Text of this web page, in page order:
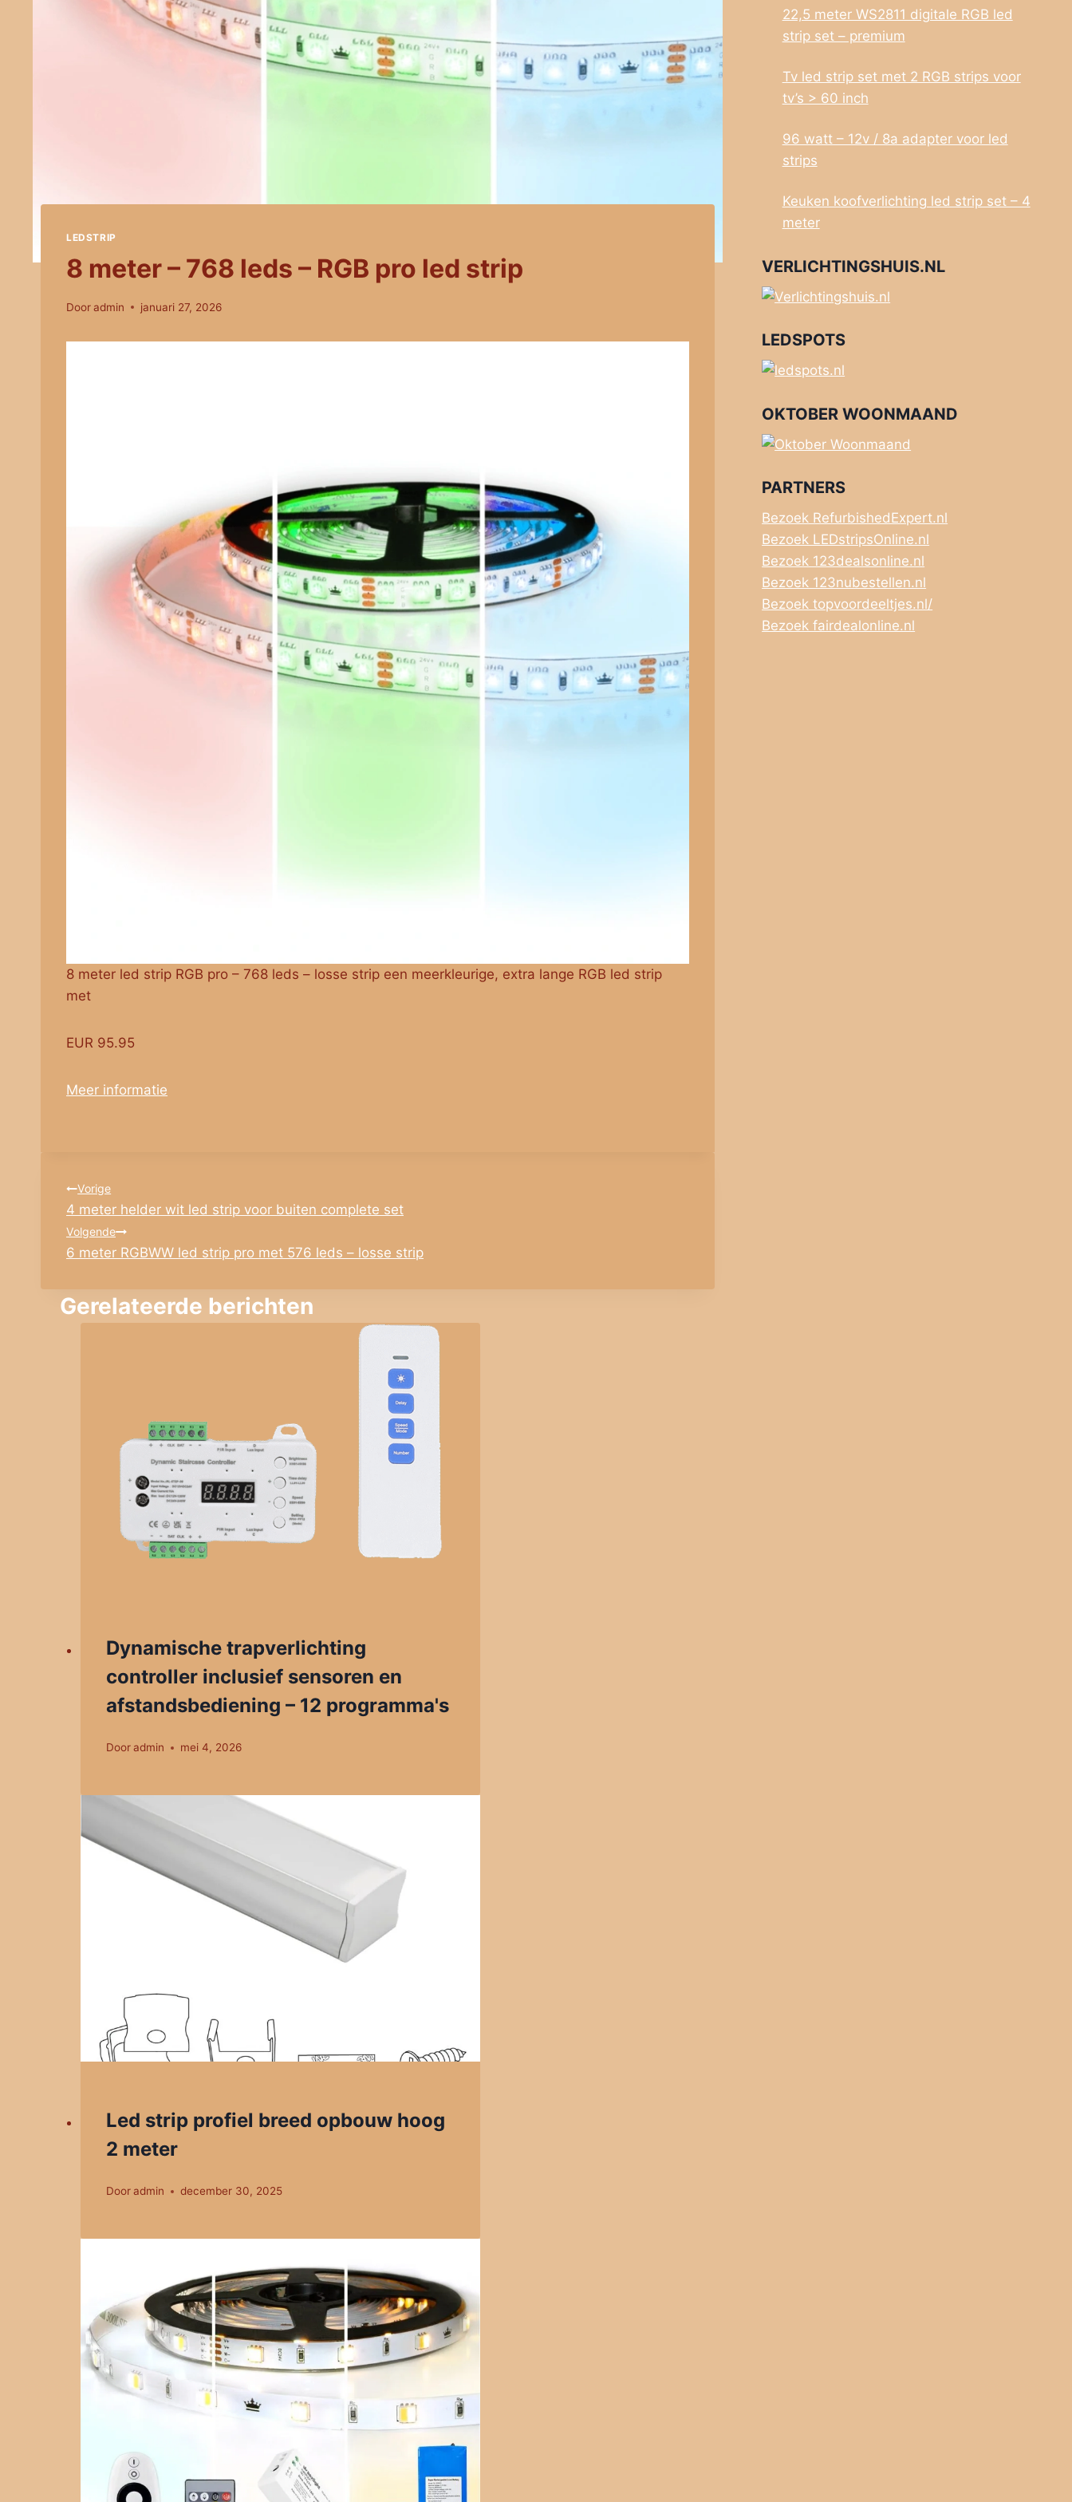
LEDSTRIP
8 meter – 768 leds – RGB pro led strip
Dooradmin januari 27, 2026
8 meter led strip RGB pro – 768 leds – losse strip een meerkleurige, extra lange RGB led strip
met
EUR 95.95
Meer informatie
Bericht
navigatie
Vorige
4 meter helder wit led strip voor buiten complete set
Volgende
6 meter RGBWW led strip pro met 576 leds – losse strip
Gerelateerde berichten
Dynamische trapverlichting
controller inclusief sensoren en
afstandsbediening – 12 programma's
Door admin mei 4, 2026
Led strip profiel breed opbouw hoog
2 meter
Door admin december 30, 2025
22,5 meter WS2811 digitale RGB led
strip set – premium
Tv led strip set met 2 RGB strips voor
tv’s > 60 inch
96 watt – 12v / 8a adapter voor led
strips
Keuken koofverlichting led strip set – 4
meter
VERLICHTINGSHUIS.NL
LEDSPOTS
OKTOBER WOONMAAND
PARTNERS
Bezoek RefurbishedExpert.nl
Bezoek LEDstripsOnline.nl
Bezoek 123dealsonline.nl
Bezoek 123nubestellen.nl
Bezoek topvoordeeltjes.nl/
Bezoek fairdealonline.nl